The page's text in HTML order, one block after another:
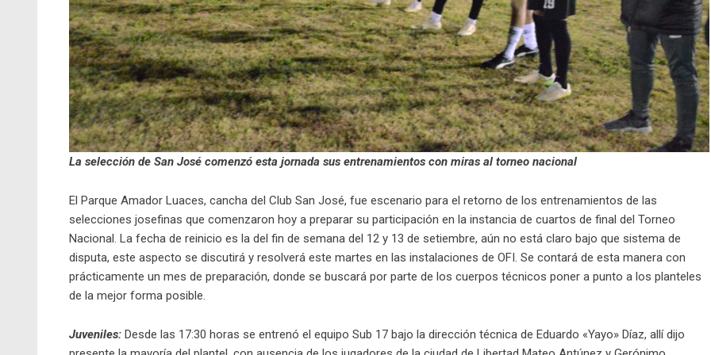
La selección de San José comenzó esta jornada sus entrenamientos con miras al torneo nacional
El Parque Amador Luaces, cancha del Club San José, fue escenario para el retorno de los entrenamientos de las
selecciones josefinas que comenzaron hoy a preparar su participación en la instancia de cuartos de final del Torneo
Nacional. La fecha de reinicio es la del fin de semana del 12 y 13 de setiembre, aún no está claro bajo que sistema de
disputa, este aspecto se discutirá y resolverá este martes en las instalaciones de OFI. Se contará de esta manera con
prácticamente un mes de preparación, donde se buscará por parte de los cuerpos técnicos poner a punto a los planteles
de la mejor forma posible.
Juveniles: Desde las 17:30 horas se entrenó el equipo Sub 17 bajo la dirección técnica de Eduardo «Yayo» Díaz, allí dijo